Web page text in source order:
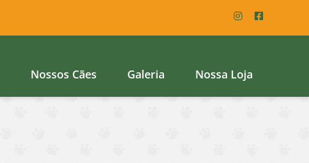
Nossos Cães Galeria Nossa Loja